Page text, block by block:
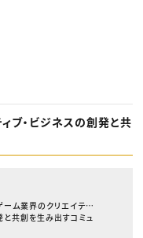
ブ・ビジネスの創発と共
ム業界のクリエイティ
と共創を生み出すコミュ